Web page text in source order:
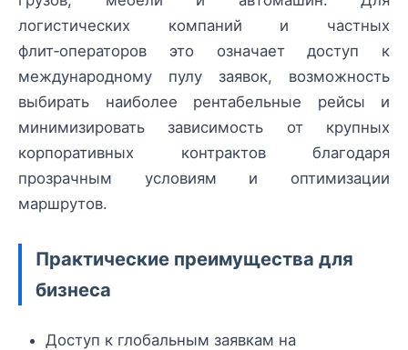
логистических компаний и частных
флит‑операторов это означает доступ к
международному пулу заявок, возможность
выбирать наиболее рентабельные рейсы и
минимизировать зависимость от крупных
корпоративных контрактов благодаря
прозрачным условиям и оптимизации
маршрутов.
Практические преимущества для
бизнеса
Доступ к глобальным заявкам на